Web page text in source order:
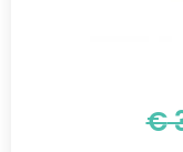
€